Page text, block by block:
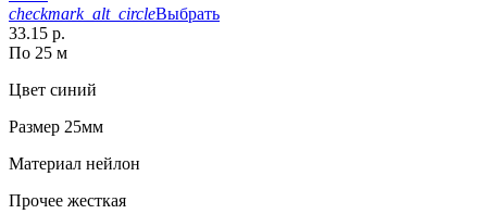
checkmark_alt_circleВыбрать
33.15 р.
По 25 м
Цвет синий
Размер 25мм
Материал нейлон
Прочее жесткая